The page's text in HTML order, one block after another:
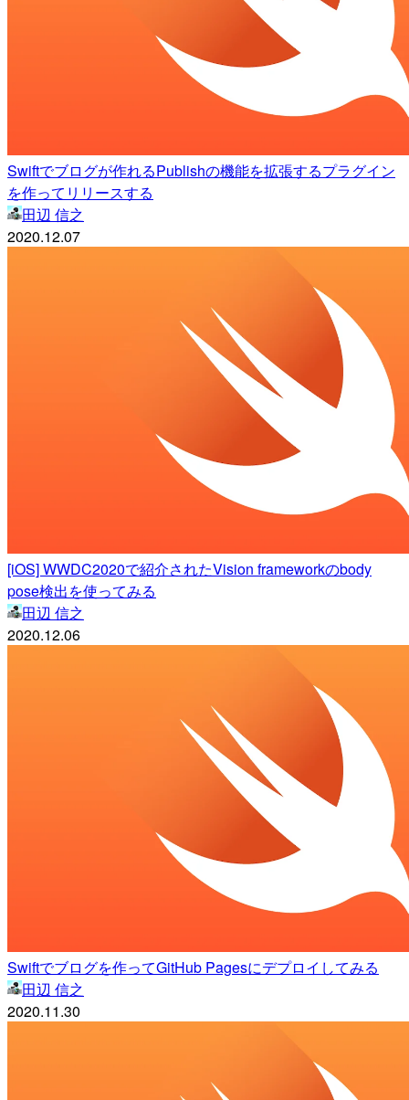
Swiftでブログが作れるPublishの機能を拡張するプラグイン
を作ってリリースする
田辺 信之
2020.12.07
[iOS] WWDC2020で紹介されたVision frameworkのbody
pose検出を使ってみる
田辺 信之
2020.12.06
Swiftでブログを作ってGitHub Pagesにデプロイしてみる
田辺 信之
2020.11.30